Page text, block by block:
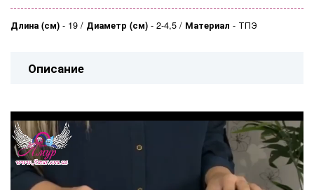
Длина (см) - 19 Диаметр (см) - 2-4,5 Материал - ТПЭ
Описание